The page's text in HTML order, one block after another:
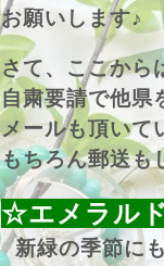
お願いします
さて、ここから
自粛要請で他県
メールも頂いて
もちろん郵送も
☆エメラル
新緑の季節に